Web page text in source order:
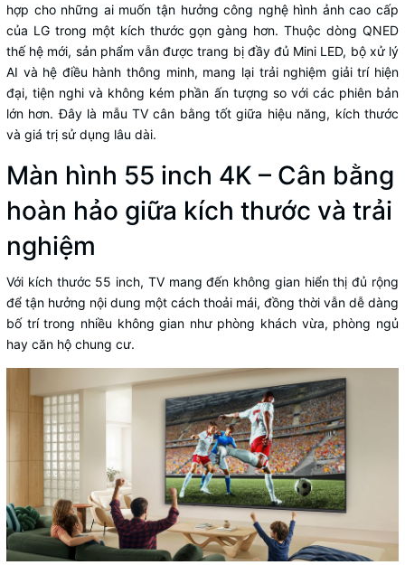
hợp cho những ai muốn tận hưởng công nghệ hình ảnh cao cấp
của LG trong một kích thước gọn gàng hơn. Thuộc dòng QNED
thế hệ mới, sản phẩm vẫn được trang bị đầy đủ Mini LED, bộ xử lý
AI và hệ điều hành thông minh, mang lại trải nghiệm giải trí hiện
đại, tiện nghi và không kém phần ấn tượng so với các phiên bản
lớn hơn. Đây là mẫu TV cân bằng tốt giữa hiệu năng, kích thước
và giá trị sử dụng lâu dài.
Màn hình 55 inch 4K – Cân bằng
hoàn hảo giữa kích thước và trải
nghiệm
Với kích thước 55 inch, TV mang đến không gian hiển thị đủ rộng
để tận hưởng nội dung một cách thoải mái, đồng thời vẫn dễ dàng
bố trí trong nhiều không gian như phòng khách vừa, phòng ngủ
hay căn hộ chung cư.